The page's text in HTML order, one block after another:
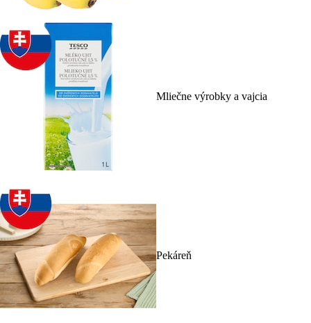
Mliečne výrobky a vajcia
Pekáreň